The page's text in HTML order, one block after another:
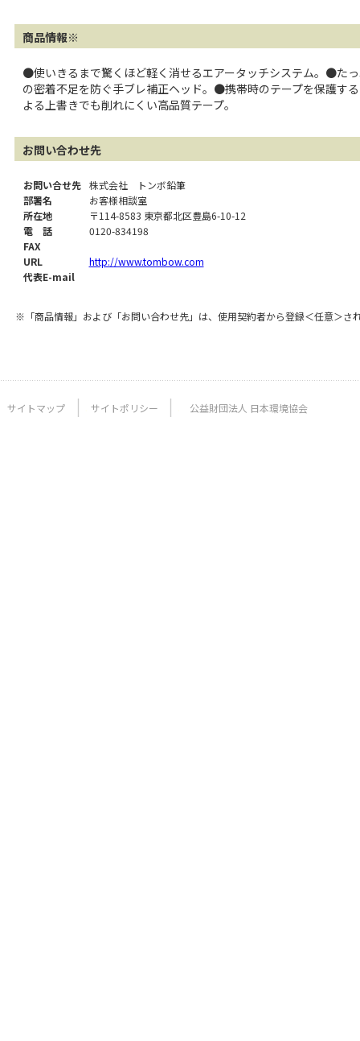
商品情報※
●使いきるまで驚くほど軽く消せるエアータッチシステム。●た
の密着不足を防ぐ手ブレ補正ヘッド。●携帯時のテープを保護
よる上書きでも削れにくい高品質テープ。
お問い合わせ先
お問い合せ先
株式会社 トンボ鉛筆
部署名
お客様相談室
所在地
〒114-8583 東京都北区豊島6-10-12
電 話
0120-834198
FAX
URL
http://www.tombow.com
代表E-mail
※「商品情報」および「お問い合わせ先」は、使用契約者から登録＜任意＞さ
サイトマップ サイトポリシー 公益財団法人 日本環境協会